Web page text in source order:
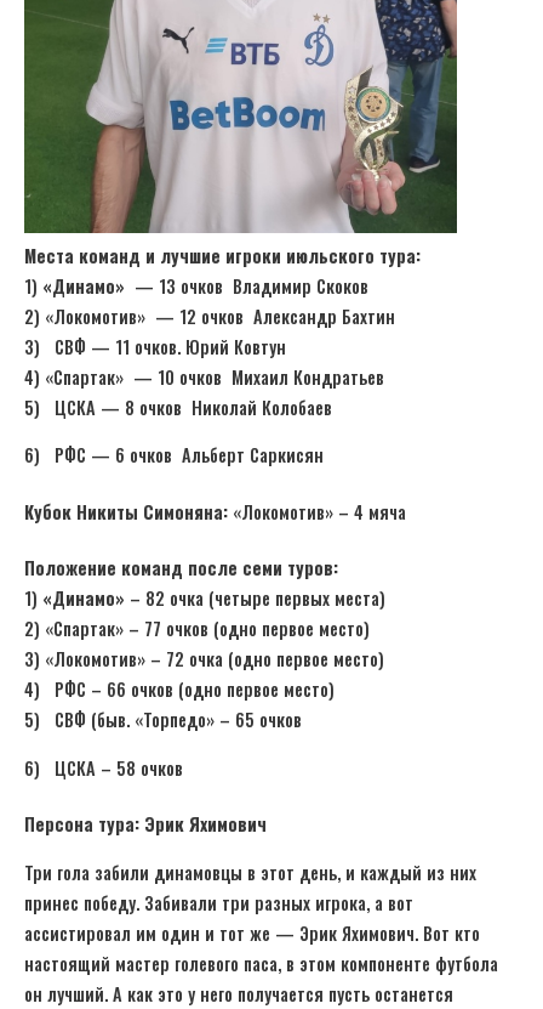
Места команд и лучшие игроки июльского тура:
1) «Динамо» — 13 очков Владимир Скоков
2) «Локомотив» — 12 очков Александр Бахтин
3) СВФ — 11 очков. Юрий Ковтун
4) «Спартак» — 10 очков Михаил Кондратьев
5) ЦСКА — 8 очков Николай Колобаев
6) РФС — 6 очков Альберт Саркисян
Кубок Никиты Симоняна: «Локомотив» – 4 мяча
Положение команд после семи туров:
1) «Динамо» – 82 очка (четыре первых места)
2) «Спартак» – 77 очков (одно первое место)
3) «Локомотив» – 72 очка (одно первое место)
4) РФС – 66 очков (одно первое место)
5) СВФ (быв. «Торпедо» – 65 очков
6) ЦСКА – 58 очков
Персона тура: Эрик Яхимович
Три гола забили динамовцы в этот день, и каждый из них
принес победу. Забивали три разных игрока, а вот
ассистировал им один и тот же — Эрик Яхимович. Вот кто
настоящий мастер голевого паса, в этом компоненте футбола
он лучший. А как это у него получается пусть останется